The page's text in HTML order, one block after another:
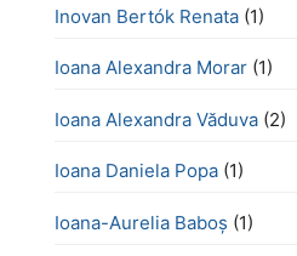
Inovan Bertók Renata (1)
Ioana Alexandra Morar (1)
Ioana Alexandra Văduva (2)
Ioana Daniela Popa (1)
Ioana-Aurelia Baboș (1)